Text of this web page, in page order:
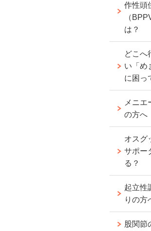
作性頭
（
は？
どこへ
い「め
に困っ
メニエ
の方へ
オスグ
サポー
る？
起立性
りの方
股関節